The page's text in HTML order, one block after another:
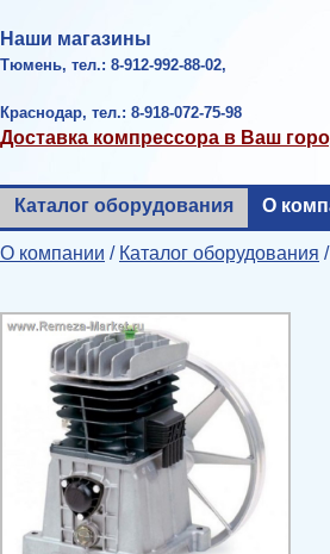
Наши магазины
Тюмень, тел.: 8-912-992-88-02,
Краснодар, тел.: 8-918-072-75-98
Доставка компрессора в Ваш
Каталог оборудования О
О компании / Каталог оборудования /